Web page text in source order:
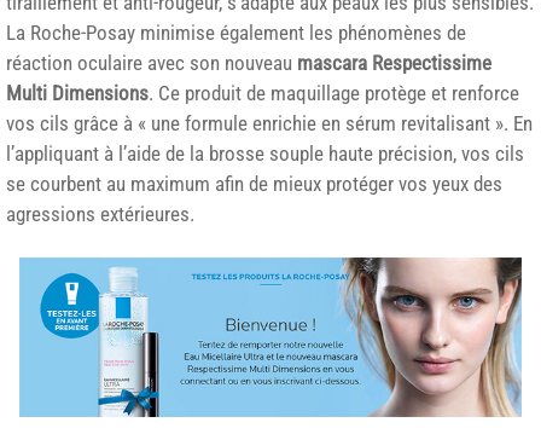
La Roche-Posay minimise également les phénomènes de
réaction oculaire avec son nouveau mascara Respectissime
Multi Dimensions. Ce produit de maquillage protège et renforce
vos cils grâce à « une formule enrichie en sérum revitalisant ». En
l’appliquant à l’aide de la brosse souple haute précision, vos cils
se courbent au maximum afin de mieux protéger vos yeux des
agressions extérieures.